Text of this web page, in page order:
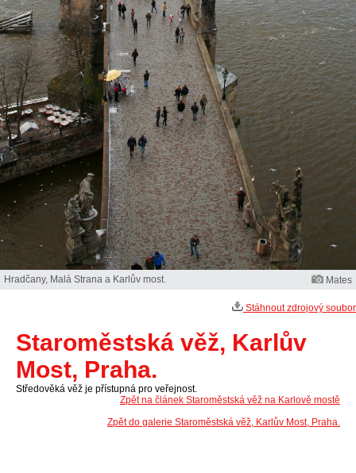
Hradčany, Malá Strana a Karlův most. Mates
Stáhnout zdrojový soubor
Staroměstská věž, Karlův
Most, Praha.
Středověká věž je přístupná pro veřejnost.
Zpět na článek Staroměstská věž na Karlově mostě
Zpět do galerie Staroměstská věž, Karlův Most, Praha.